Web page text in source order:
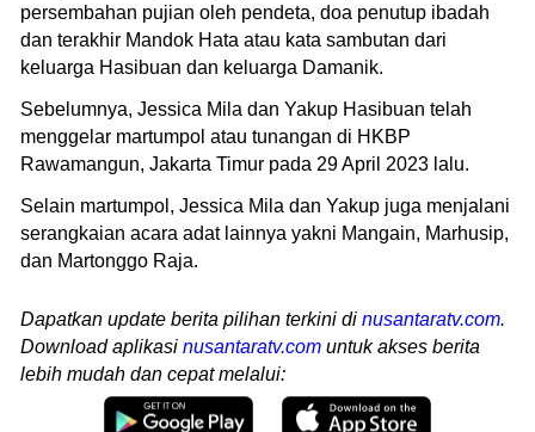
persembahan pujian oleh pendeta, doa penutup ibadah
dan terakhir Mandok Hata atau kata sambutan dari
keluarga Hasibuan dan keluarga Damanik.
Sebelumnya, Jessica Mila dan Yakup Hasibuan telah
menggelar martumpol atau tunangan di HKBP
Rawamangun, Jakarta Timur pada 29 April 2023 lalu.
Selain martumpol, Jessica Mila dan Yakup juga menjalani
serangkaian acara adat lainnya yakni Mangain, Marhusip,
dan Martonggo Raja.
Dapatkan update berita pilihan terkini di nusantaratv.com.
Download aplikasi nusantaratv.com untuk akses berita
lebih mudah dan cepat melalui: